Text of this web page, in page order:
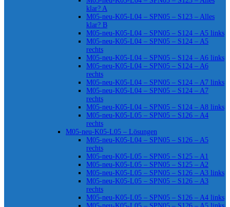
klar? A
M05-neu-K05-L04 – SPN05 – S123 – Alles
klar? B
M05-neu-K05-L04 – SPN05 – S124 – A5 links
M05-neu-K05-L04 – SPN05 – S124 – A5
rechts
M05-neu-K05-L04 – SPN05 – S124 – A6 links
M05-neu-K05-L04 – SPN05 – S124 – A6
rechts
M05-neu-K05-L04 – SPN05 – S124 – A7 links
M05-neu-K05-L04 – SPN05 – S124 – A7
rechts
M05-neu-K05-L04 – SPN05 – S124 – A8 links
M05-neu-K05-L05 – SPN05 – S126 – A4
rechts
M05-neu-K05-L05 – Lösungen
M05-neu-K05-L04 – SPN05 – S126 – A5
rechts
M05-neu-K05-L05 – SPN05 – S125 – A1
M05-neu-K05-L05 – SPN05 – S125 – A2
M05-neu-K05-L05 – SPN05 – S126 – A3 links
M05-neu-K05-L05 – SPN05 – S126 – A3
rechts
M05-neu-K05-L05 – SPN05 – S126 – A4 links